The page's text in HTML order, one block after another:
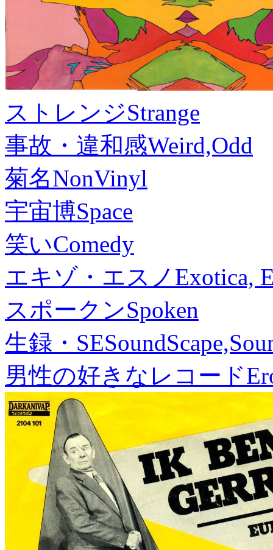
ストレンジStrange
事故・違和感Weird,Odd
菊名NonVinyl
宇宙博Space
笑いComedy
エキゾ・エスノ Exotica,
スポークンSpoken
生録・SE
男性の好きなレコード